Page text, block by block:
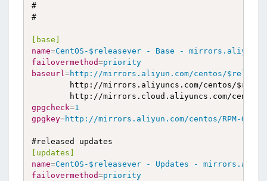
#
#
[base]
name=CentOS-$releasever - Base -
failovermethod=priority
baseurl=http://mirrors.aliyun.com/centos/
http://mirrors.aliyuncs.com/centos/
gpgcheck=1
gpgkey=http://mirrors.aliyun.com/centos/RPM-GPG-
[updates]
name=CentOS-$releasever - Updates -
failovermethod=priority